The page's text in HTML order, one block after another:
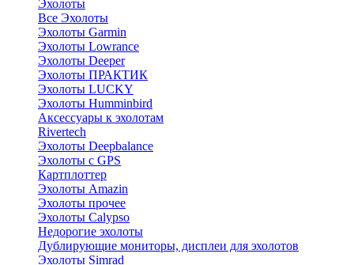
Эхолоты
Все Эхолоты
Эхолоты Garmin
Эхолоты Lowrance
Эхолоты Deeper
Эхолоты ПРАКТИК
Эхолоты LUCKY
Эхолоты Humminbird
Аксессуары к эхолотам
Rivertech
Эхолоты Deepbalance
Эхолоты с GPS
Картплоттер
Эхолоты Amazin
Эхолоты прочее
Эхолоты Calypso
Недорогие эхолоты
Дублирующие мониторы, дисплеи для эхолотов
Эхолоты Simrad